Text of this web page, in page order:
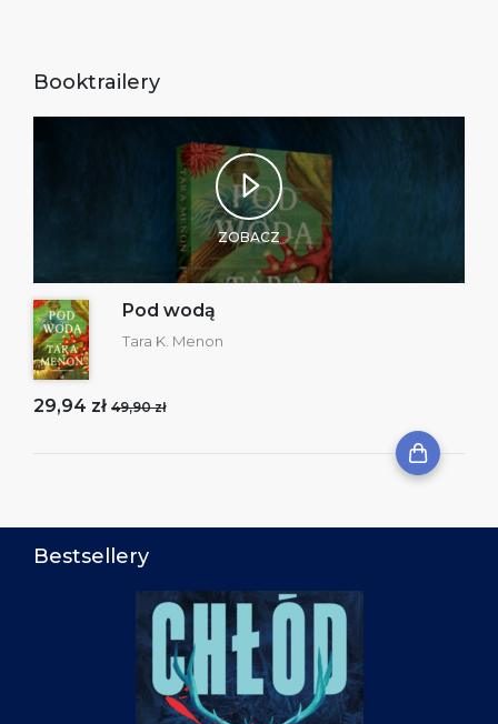
Booktrailery
ZOBACZ
Pod wodą
Tara K. Menon
29,94 zł 49,90 zł
Bestsellery